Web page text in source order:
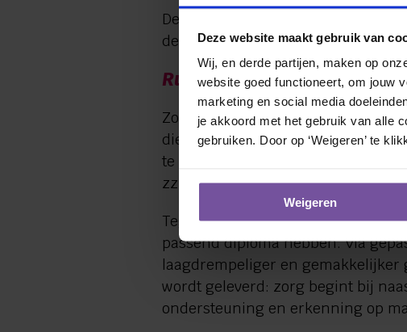
Deze website maakt gebruik van
Wij, en derde partijen, maken op
website goed functioneert, om jouw
marketing en social media
je akkoord met het gebruik van alle
gebruiken. Door op ‘Weigeren’ te
Weigeren
Deze aanpak maakt het mogelijk
de Achterhoek, passend bij hun
Ruimte voor verschillende
Zorg voor Mekaar biedt een
dienstverbanden en bestaande
te werken over organisaties heen.
zzp- of uitzendconstructies, maar
Tegelijkertijd richt Zorg voor
passend diploma hebben. Via
laagdrempeliger en gemakkelijker
wordt geleverd: zorg begint bij
ondersteuning en erkenning op